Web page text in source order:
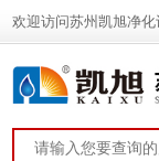
欢迎访问苏州凯旭净化